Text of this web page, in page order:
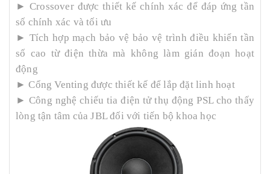
► Crossover được thiết kế chính xác để đáp ứng tần
số chính xác và tối ưu
► Tích hợp mạch bảo vệ bảo vệ trình điều khiển tần
số cao từ điện thừa mà không làm gián đoạn hoạt
động
► Cổng Venting được thiết kế để lắp đặt linh hoạt
► Công nghệ chiếu tia điện tử thụ động PSL cho thấy
lòng tận tâm của JBL đối với tiến bộ khoa học